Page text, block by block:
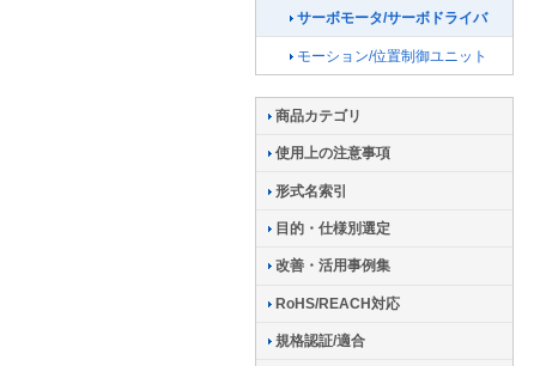
サーボモータ/サーボドライバ
モーション/位置制御ユニット
商品カテゴリ
使用上の注意事項
形式名索引
目的・仕様別選定
改善・活用事例集
RoHS/REACH対応
規格認証/適合